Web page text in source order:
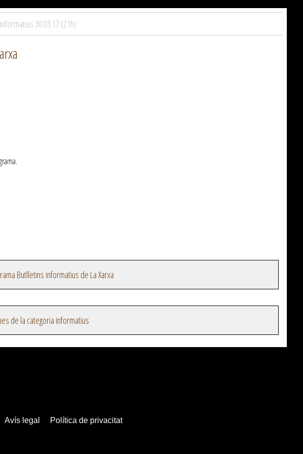
30.03.17 (21h)
Butlletins informatius de La Xarxa
de la categoria informatius
Avís legal Política de privacitat